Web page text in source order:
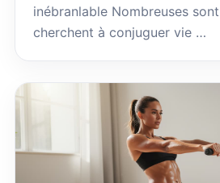
inébranlable Nombreuses
cherchent à conjuguer vie …